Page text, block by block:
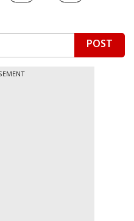
POST